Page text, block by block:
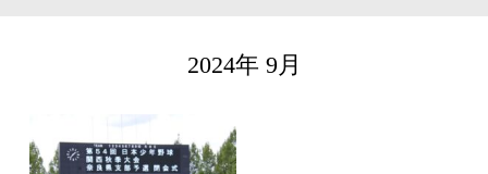
2024年 9月